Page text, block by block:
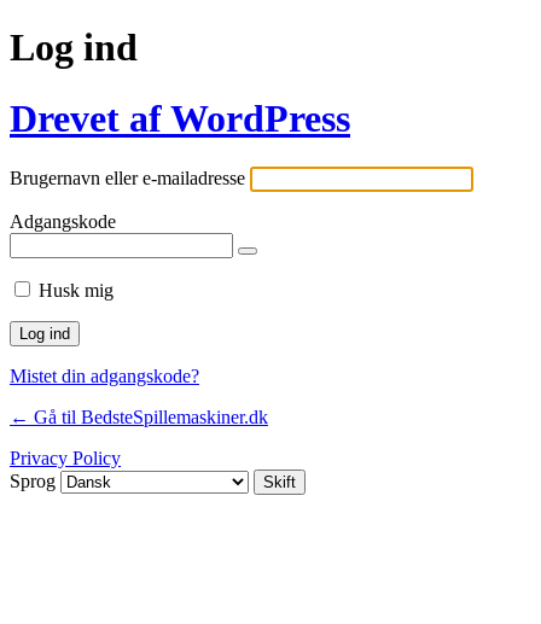
Log ind
Drevet af WordPress
Brugernavn eller e-mailadresse
Adgangskode
Husk mig
Mistet din adgangskode?
← Gå til BedsteSpillemaskiner.dk
Privacy Policy
Sprog